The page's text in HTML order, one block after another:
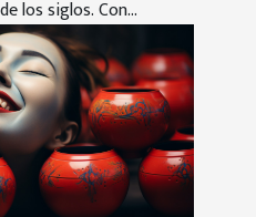
los siglos. Con...